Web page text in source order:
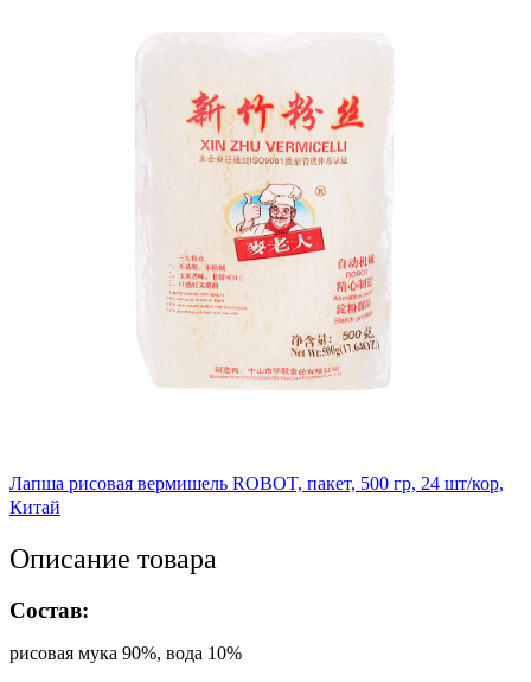
Лапша рисовая вермишель ROBOT, пакет, 500 гр, 24 шт/кор,
Китай
Описание товара
Состав:
рисовая мука 90%, вода 10%